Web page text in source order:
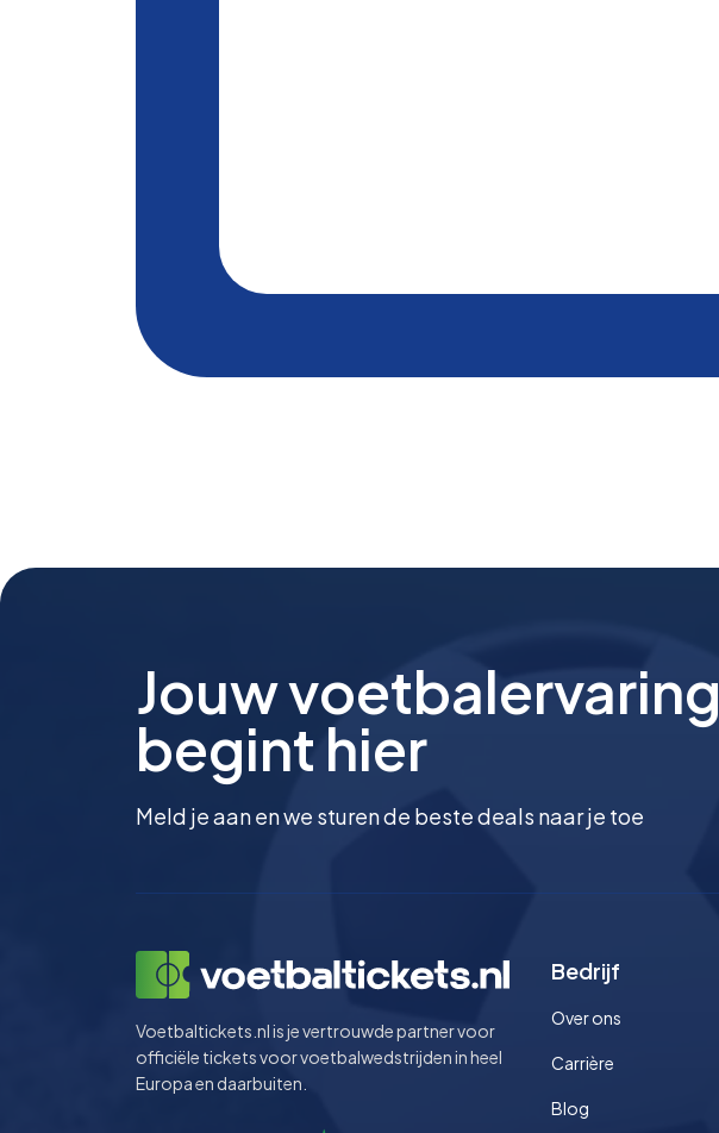
Jouw voetbalervaring
begint hier
Meld je aan en we sturen de beste deals naar je toe
Voetbaltickets.nl is je vertrouwde partner voor
officiële tickets voor voetbalwedstrijden in heel
Europa en daarbuiten.
Bedrijf
Over ons
Carrière
Blog